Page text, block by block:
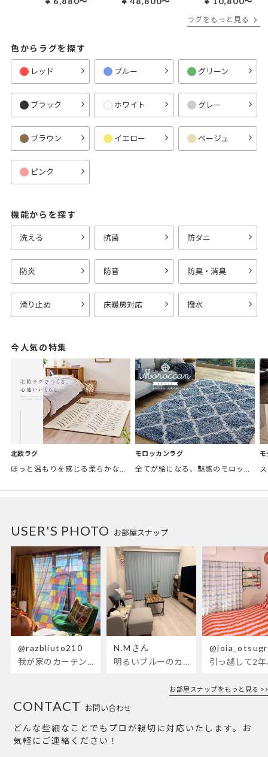
ラグをもっと見る
色からラグを探す
レッド ブルー グリーン
ブラック ホワイト グレー
ブラウン イエロー ベージュ
ピンク
機能からを探す
洗える 抗菌 防ダニ
防炎 防音 防臭・消臭
滑り止め 床暖房対応 撥水
今人気の特集
北欧ラグ
ほっと温もりを感じる柔らかな表情のものから、お部屋をぱっと明るくしているブライトカラーのアイテムまで幅広くご用意しました。
モロッカンラグ
お部屋スナップ
USER'S PHOTO
@razbliuto210
我が家のカーテンが新しくなりました🌼早起きが超絶苦手な私が、思わず朝カーテンを開けて光合成するようになったステンドグラスカーテン…！
N.Mさん
明るいブルーのカーテンで、部屋全体が明るく。白を基調とした部屋にぴったりです。
お部屋スナップをもっと見る >>
お問い合わせ
CONTACT
どんな些細なことでもプロが親切に対応いたします。お
気軽にご連絡ください！